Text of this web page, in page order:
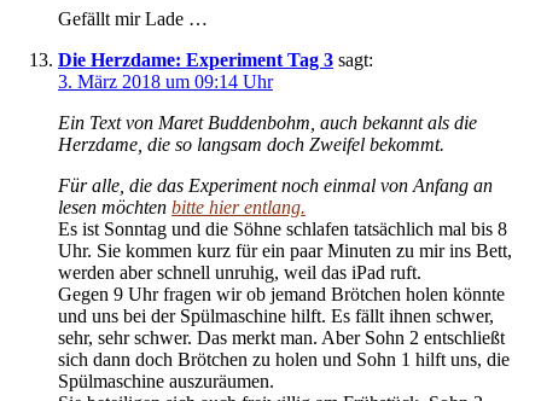
Gefällt mir Lade …
Die Herzdame: Experiment Tag 3 sagt:
3. März 2018 um 09:14 Uhr
Ein Text von Maret Buddenbohm, auch bekannt als die
Herzdame, die so langsam doch Zweifel bekommt.
Für alle, die das Experiment noch einmal von Anfang an
lesen möchten bitte hier entlang.
Es ist Sonntag und die Söhne schlafen tatsächlich mal bis 8
Uhr. Sie kommen kurz für ein paar Minuten zu mir ins Bett,
werden aber schnell unruhig, weil das iPad ruft.
Gegen 9 Uhr fragen wir ob jemand Brötchen holen könnte
und uns bei der Spülmaschine hilft. Es fällt ihnen schwer,
sehr, sehr schwer. Das merkt man. Aber Sohn 2 entschließt
sich dann doch Brötchen zu holen und Sohn 1 hilft uns, die
Spülmaschine auszuräumen.